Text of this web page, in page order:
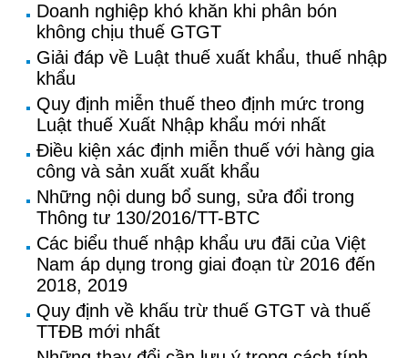
Doanh nghiệp khó khăn khi phân bón
không chịu thuế GTGT
Giải đáp về Luật thuế xuất khẩu, thuế nhập
khẩu
Quy định miễn thuế theo định mức trong
Luật thuế Xuất Nhập khẩu mới nhất
Điều kiện xác định miễn thuế với hàng gia
công và sản xuất xuất khẩu
Những nội dung bổ sung, sửa đổi trong
Thông tư 130/2016/TT-BTC
Các biểu thuế nhập khẩu ưu đãi của Việt
Nam áp dụng trong giai đoạn từ 2016 đến
2018, 2019
Quy định về khấu trừ thuế GTGT và thuế
TTĐB mới nhất